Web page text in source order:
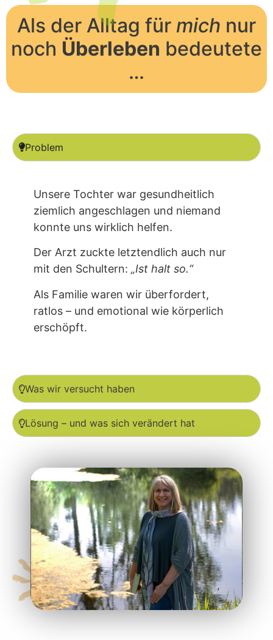
Als der Alltag für mich nur
noch Überleben bedeutete
…
Problem
Unsere Tochter war gesundheitlich
ziemlich angeschlagen und niemand
konnte uns wirklich helfen.
Der Arzt zuckte letztendlich auch nur
mit den Schultern: „Ist halt so.“
Als Familie waren wir überfordert,
ratlos – und emotional wie körperlich
erschöpft.
Was wir versucht haben
Lösung – und was sich verändert hat